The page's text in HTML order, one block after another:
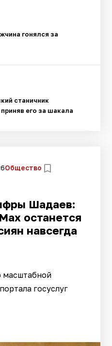
гонялся за
станичник
его за шакала
Общество
Шадаев:
останется
навсегда
масштабной
госуслуг